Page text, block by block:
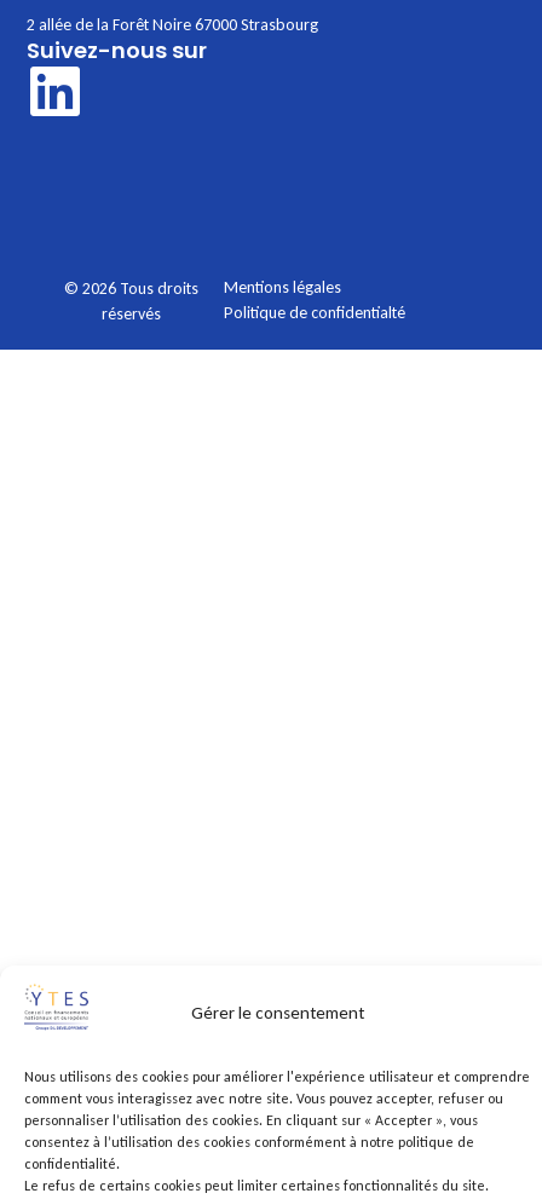
Gérer le consentement
Nous utilisons des cookies pour améliorer l'expérience utilisateur et comprendre
comment vous interagissez avec notre site. Vous pouvez accepter, refuser ou
personnaliser l’utilisation des cookies. En cliquant sur « Accepter », vous
consentez à l’utilisation des cookies conformément à notre politique de
confidentialité.
Le refus de certains cookies peut limiter certaines fonctionnalités du site.
2 allée de la Forêt Noire 67000 Strasbourg
Suivez-nous sur
© 2026 Tous droits
réservés
Mentions légales
Politique de confidentialté